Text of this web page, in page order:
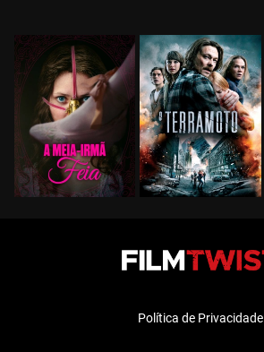
Política de Privacidade